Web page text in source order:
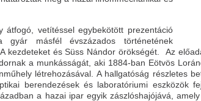
átfogó, vetítéssel egybekötött prezentáció
másfél évszázados történetének
kezdeteket és Süss Nándor örökségét. Az
a munkásságát, aki 1884-ban Eötvös
létrehozásával. A hallgatóság részletes
berendezések és laboratóriumi eszközök
a hazai ipar egyik zászlóshajójává,